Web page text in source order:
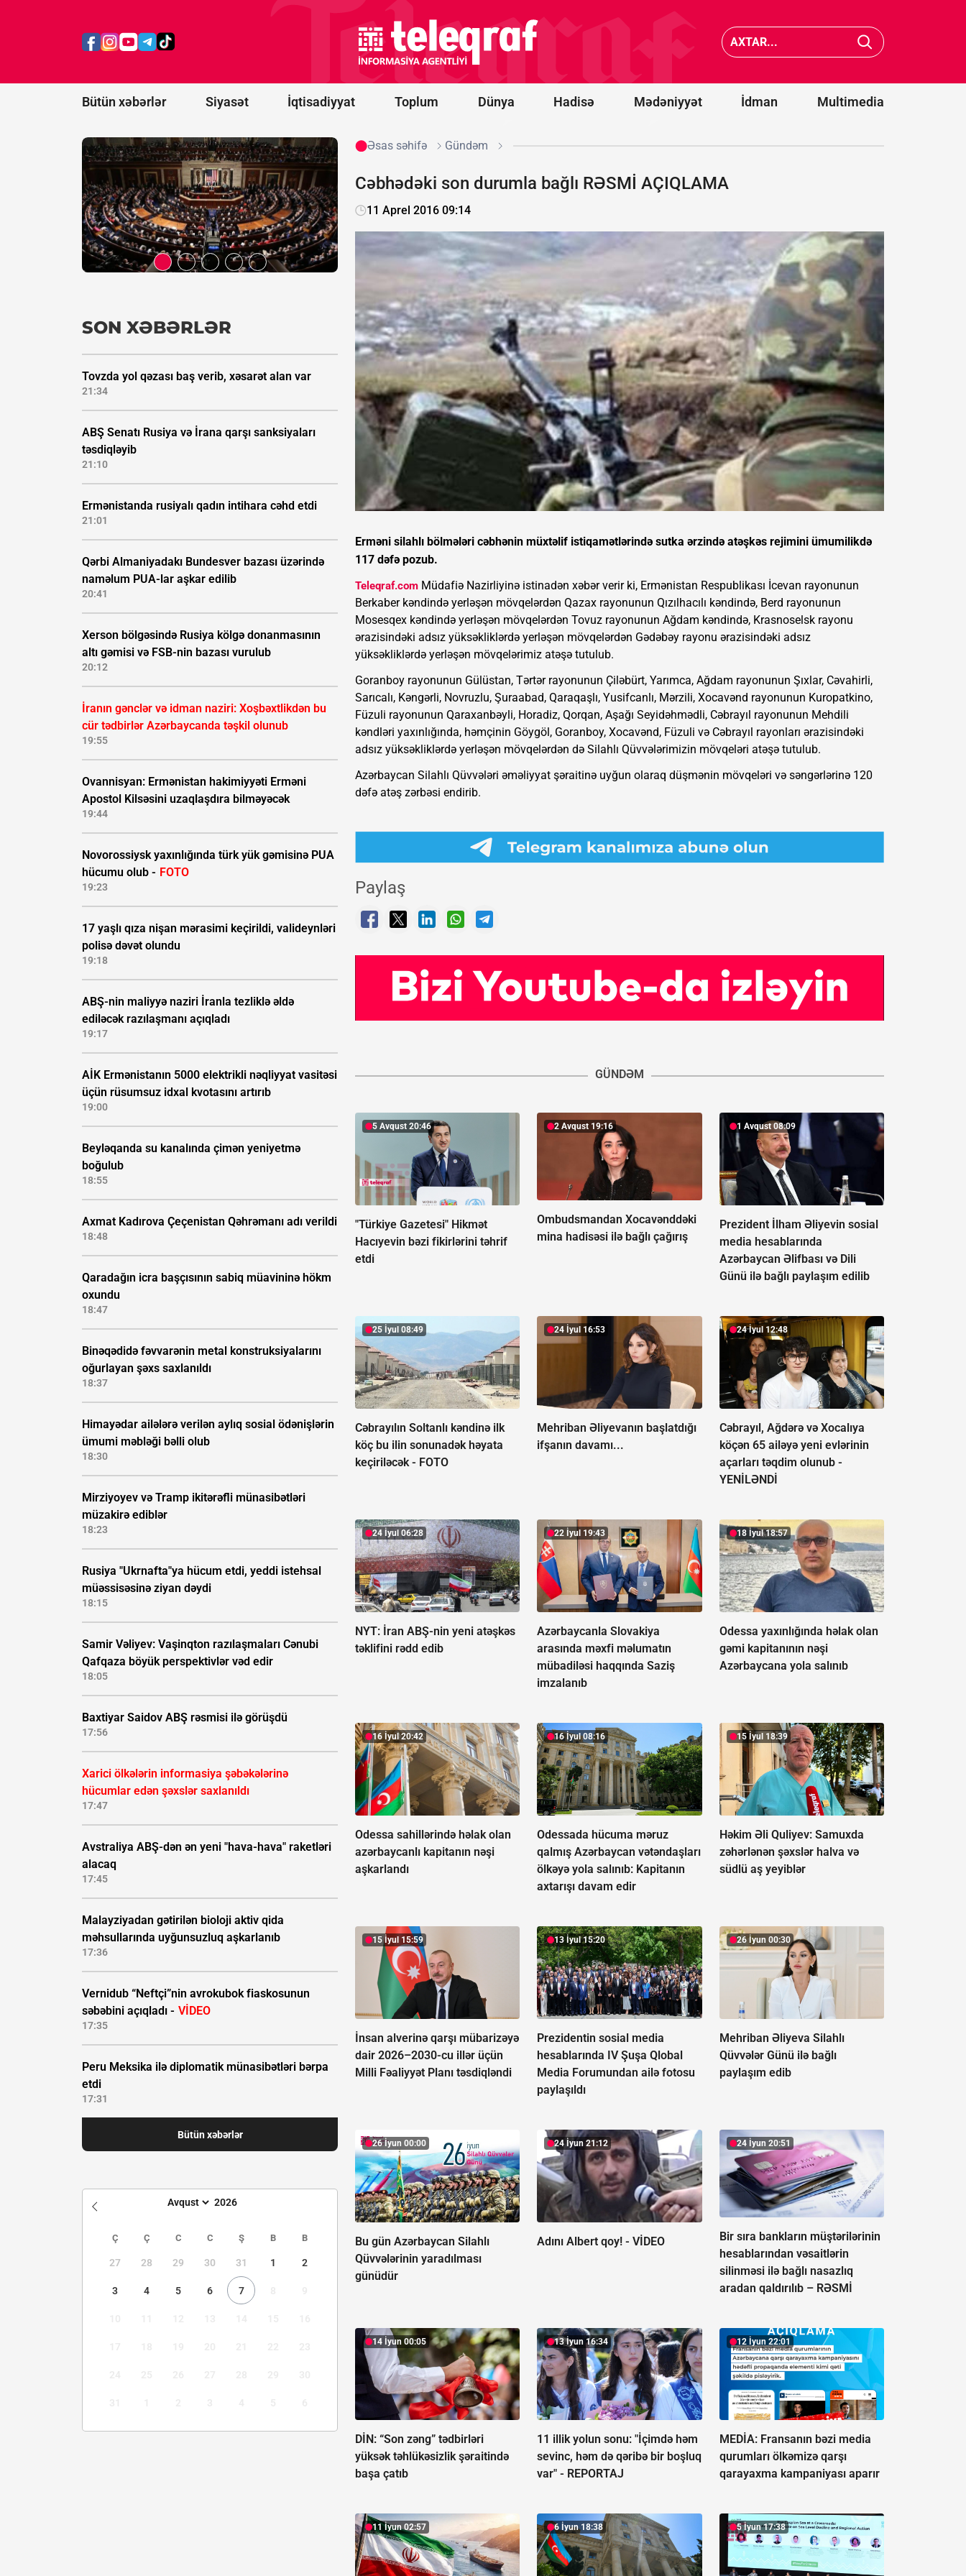
Bütün xəbərlər Siyasət İqtisadiyyat Toplum Dünya Hadisə Mədəniyyət İdman Multimedia
Rusiya və
təsdiqləyib
Novorossiysk
yaxınlığında
türk yük
gəmisinə
PUA hücumu
FOTO
və iki strateji
tərəfdaşımız
yeni ittifaq
qurdu -Bakı
olunacaqmı?
SON XƏBƏRLƏR
Tovzda yol qəzası baş verib, xəsarət alan var
21:34
ABŞ Senatı Rusiya və İrana qarşı sanksiyaları
təsdiqləyib
21:10
Ermənistanda rusiyalı qadın intihara cəhd etdi
21:01
Qərbi Almaniyadakı Bundesver bazası üzərində
naməlum PUA-lar aşkar edilib
20:41
Xerson bölgəsində Rusiya kölgə donanmasının
altı gəmisi və FSB-nin bazası vurulub
20:12
İranın gənclər və idman naziri: Xoşbəxtlikdən bu
cür tədbirlər Azərbaycanda təşkil olunub
19:55
Ovannisyan: Ermənistan hakimiyyəti Erməni
Apostol Kilsəsini uzaqlaşdıra bilməyəcək
19:44
Novorossiysk yaxınlığında türk yük gəmisinə PUA
hücumu olub - FOTO
19:23
17 yaşlı qıza nişan mərasimi keçirildi, valideynləri
polisə dəvət olundu
19:18
ABŞ-nin maliyyə naziri İranla tezliklə əldə
ediləcək razılaşmanı açıqladı
19:17
AİK Ermənistanın 5000 elektrikli nəqliyyat vasitəsi
üçün rüsumsuz idxal kvotasını artırıb
19:00
Beyləqanda su kanalında çimən yeniyetmə
boğulub
18:55
Axmat Kadırova Çeçenistan Qəhrəmanı adı verildi
18:48
Qaradağın icra başçısının sabiq müavininə hökm
oxundu
18:47
Binəqədidə fəvvarənin metal konstruksiyalarını
oğurlayan şəxs saxlanıldı
18:37
Himayədar ailələrə verilən aylıq sosial ödənişlərin
ümumi məbləği bəlli olub
18:30
Mirziyoyev və Tramp ikitərəfli münasibətləri
müzakirə ediblər
18:23
Rusiya "Ukrnafta"ya hücum etdi, yeddi istehsal
müəssisəsinə ziyan dəydi
18:15
Samir Vəliyev: Vaşinqton razılaşmaları Cənubi
Qafqaza böyük perspektivlər vəd edir
18:05
Baxtiyar Saidov ABŞ rəsmisi ilə görüşdü
17:56
Xarici ölkələrin informasiya şəbəkələrinə
hücumlar edən şəxslər saxlanıldı
17:47
Avstraliya ABŞ-dən ən yeni "hava-hava" raketləri
alacaq
17:45
Malayziyadan gətirilən bioloji aktiv qida
məhsullarında uyğunsuzluq aşkarlanıb
17:36
Vernidub “Neftçi”nin avrokubok fiaskosunun
səbəbini açıqladı - VİDEO
17:35
Peru Meksika ilə diplomatik münasibətləri bərpa
etdi
17:31
Bütün xəbərlər
Ç Ç C C Ş B B
27 28 29 30 31 1 2
3 4 5 6 7
Əsas səhifə Gündəm
Cəbhədəki son durumla bağlı RƏSMİ AÇIQLAMA
11 Aprel 2016 09:14
Erməni silahlı bölmələri cəbhənin müxtəlif istiqamətlərində sutka ərzində atəşkəs rejimini ümumilikdə
117 dəfə pozub.
Teleqraf.com Müdafiə Nazirliyinə istinadən xəbər verir ki, Ermənistan Respublikası İcevan rayonunun
Berkaber kəndində yerləşən mövqelərdən Qazax rayonunun Qızılhacılı kəndində, Berd rayonunun
Mosesqex kəndində yerləşən mövqelərdən Tovuz rayonunun Ağdam kəndində, Krasnoselsk rayonu
ərazisindəki adsız yüksəkliklərdə yerləşən mövqelərdən Gədəbəy rayonu ərazisindəki adsız
yüksəkliklərdə yerləşən mövqelərimiz atəşə tutulub.
Goranboy rayonunun Gülüstan, Tərtər rayonunun Çiləbürt, Yarımca, Ağdam rayonunun Şıxlar, Cəvahirli,
Sarıcalı, Kəngərli, Novruzlu, Şuraabad, Qaraqaşlı, Yusifcanlı, Mərzili, Xocavənd rayonunun Kuropatkino,
Füzuli rayonunun Qaraxanbəyli, Horadiz, Qorqan, Aşağı Seyidəhmədli, Cəbrayıl rayonunun Mehdili
kəndləri yaxınlığında, həmçinin Göygöl, Goranboy, Xocavənd, Füzuli və Cəbrayıl rayonları ərazisindəki
adsız yüksəkliklərdə yerləşən mövqelərdən də Silahlı Qüvvələrimizin mövqeləri atəşə tutulub.
Azərbaycan Silahlı Qüvvələri əməliyyat şəraitinə uyğun olaraq düşmənin mövqeləri və səngərlərinə 120
dəfə atəş zərbəsi endirib.
Paylaş
GÜNDƏM
5 Avqust 20:46
"Türkiye Gazetesi" Hikmət
Hacıyevin bəzi fikirlərini təhrif
etdi
2 Avqust 19:16
Ombudsmandan Xocavənddəki
mina hadisəsi ilə bağlı çağırış
1 Avqust 08:09
Prezident İlham Əliyevin sosial
media hesablarında
Azərbaycan Əlifbası və Dili
Günü ilə bağlı paylaşım edilib
25 İyul 08:49
Cəbrayılın Soltanlı kəndinə ilk
köç bu ilin sonunadək həyata
keçiriləcək - FOTO
24 İyul 16:53
Mehriban Əliyevanın başlatdığı
ifşanın davamı...
24 İyul 12:48
Cəbrayıl, Ağdərə və Xocalıya
köçən 65 ailəyə yeni evlərinin
açarları təqdim olunub -
YENİLƏNDİ
24 İyul 06:28
NYT: İran ABŞ-nin yeni atəşkəs
təklifini rədd edib
22 İyul 19:43
Azərbaycanla Slovakiya
arasında məxfi məlumatın
mübadiləsi haqqında Saziş
imzalanıb
18 İyul 18:57
Odessa yaxınlığında həlak olan
gəmi kapitanının nəşi
Azərbaycana yola salınıb
16 İyul 20:42
Odessa sahillərində həlak olan
azərbaycanlı kapitanın nəşi
aşkarlandı
16 İyul 08:16
Odessada hücuma məruz
qalmış Azərbaycan vətəndaşları
ölkəyə yola salınıb: Kapitanın
axtarışı davam edir
15 İyul 18:39
Həkim Əli Quliyev: Samuxda
zəhərlənən şəxslər halva və
südlü aş yeyiblər
15 İyul 15:59
İnsan alverinə qarşı mübarizəyə
dair 2026–2030-cu illər üçün
Milli Fəaliyyət Planı təsdiqləndi
13 İyul 15:20
Prezidentin sosial media
hesablarında IV Şuşa Qlobal
Media Forumundan ailə fotosu
paylaşıldı
26 İyun 00:30
Mehriban Əliyeva Silahlı
Qüvvələr Günü ilə bağlı
paylaşım edib
26 İyun 00:00
Bu gün Azərbaycan Silahlı
Qüvvələrinin yaradılması
günüdür
24 İyun 21:12
Adını Albert qoy! -VİDEO
24 İyun 20:51
Bir sıra bankların müştərilərinin
hesablarından vəsaitlərin
silinməsi ilə bağlı nasazlıq
aradan qaldırılıb – RƏSMİ
14 İyun 00:05
DİN: “Son zəng” tədbirləri
yüksək təhlükəsizlik şəraitində
başa çatıb
13 İyun 16:34
11 illik yolun sonu: "İçimdə həm
sevinc, həm də qəribə bir boşluq
var" - REPORTAJ
12 İyun 22:01
MEDİA: Fransanın bəzi media
qurumları ölkəmizə qarşı
qarayaxma kampaniyası aparır
11 İyun 02:57 6 İyun 18:38 5 İyun 17:38